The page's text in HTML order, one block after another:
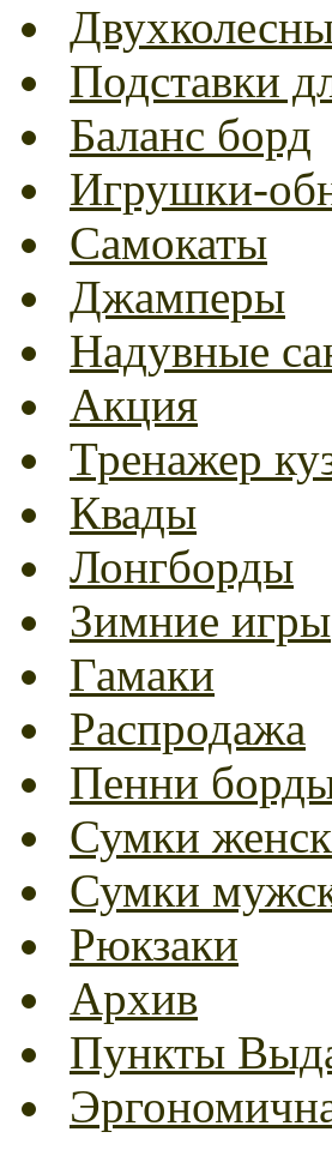
Подставки
Баланс борд
Игрушки-
Самокаты
Джамперы
Надувные
Акция
Тренажер
Квады
Лонгборды
Зимние игры
Гамаки
Распродажа
Пенни
Сумки
Сумки
Рюкзаки
Архив
Пункты